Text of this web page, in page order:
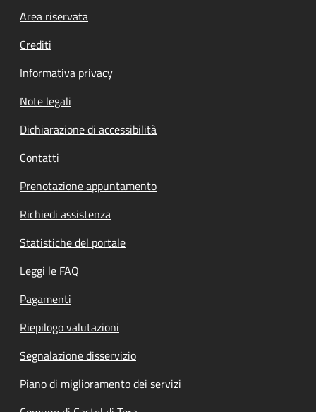
Footer menu
Area riservata
Crediti
Informativa privacy
Note legali
Dichiarazione di accessibilità
Contatti
Prenotazione appuntamento
Richiedi assistenza
Statistiche del portale
Leggi le FAQ
Pagamenti
Riepilogo valutazioni
Segnalazione disservizio
Piano di miglioramento dei servizi